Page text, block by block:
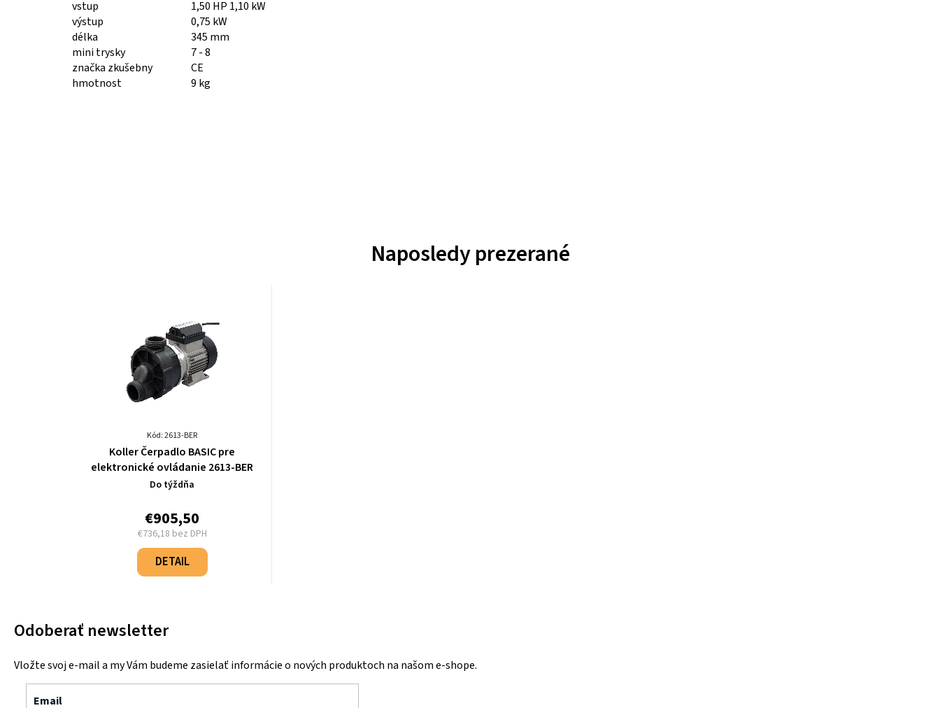
vstup
1,50 HP 1,10 kW
výstup
0,75 kW
délka
345 mm
mini trysky
7 - 8
značka zkušebny
CE
hmotnost
9 kg
Naposledy prezerané
Kód: 2613-BER
Koller Čerpadlo BASIC pre
elektronické ovládanie 2613-BER
Do týždňa
€905,50
€736,18 bez DPH
Jednotková
cena:
DETAIL
Odoberať newsletter
Vložte svoj e-mail a my Vám budeme zasielať informácie o nových produktoch na našom e-shope.
Email